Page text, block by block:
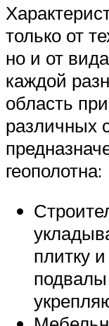
только от
но и от
каждой
область
различных
геополотна:
плитку